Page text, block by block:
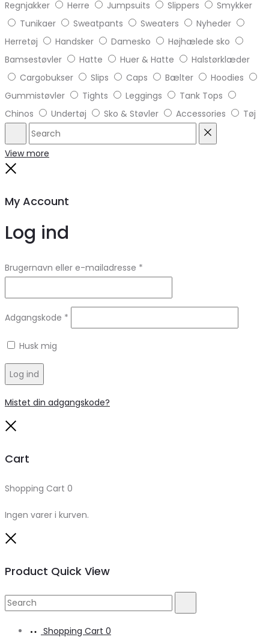
Regnjakker
Herre Jumpsuits Slippers
Smykker
Tunikaer
Sweatpants Sweaters
Nyheder
Herretøj
Handsker Damesko
Højhælede sko
Bamsestøvler
Hatte Huer & Hatte
Halstørklæder
Cargobukser
Slips Caps Bælter
Hoodies
Gummistøvler
Tights Leggings
Tank Tops
Chinos
Undertøj Sko & Støvler Accessories Tøj
Search
View more
My Account
Log ind
Brugernavn eller e-mailadresse *
Adgangskode *
Husk mig
Log ind
Mistet din adgangskode?
Cart
Shopping Cart 0
Ingen varer i kurven.
Product Quick View
Search
Shopping Cart 0